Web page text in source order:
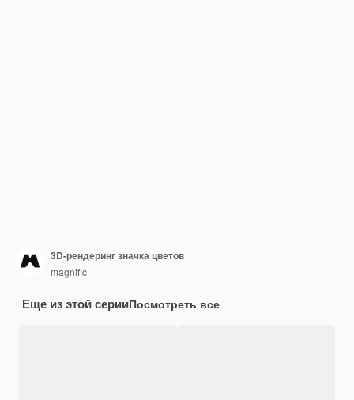
3D-рендеринг значка цветов
magnific
Еще из этой серииПосмотреть все